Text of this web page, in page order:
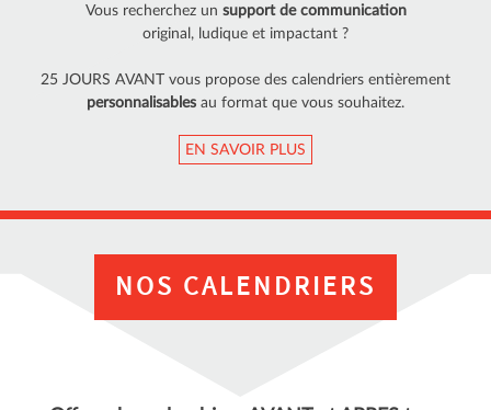
Vous recherchez un support de communication
original, ludique et impactant ?
25 JOURS AVANT vous propose des calendriers entièrement
personnalisables au format que vous souhaitez.
EN SAVOIR PLUS
NOS CALENDRIERS